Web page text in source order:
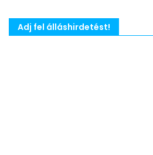
Adj fel álláshirdetést!